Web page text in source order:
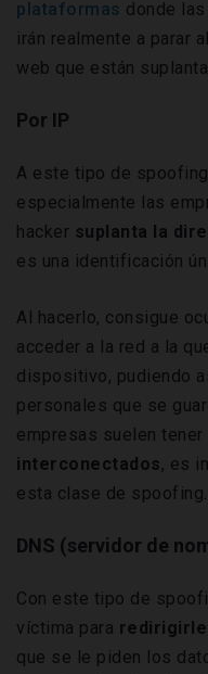
plataformas donde
irán realmente a parar
web que están
Por IP
A este tipo de
especialmente las
hacker suplanta la
es una identificación
Al hacerlo, consigue
acceder a la red a la
dispositivo, pudiendo
personales que se
empresas suelen tener
interconectados, es
esta clase de spoofing.
DNS (servidor de
Con este tipo de
víctima para redirigirle
que se le piden los